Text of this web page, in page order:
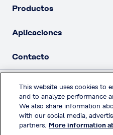
Productos
Aplicaciones
Contacto
Política de
Redes
This website uses cookies to
and to analyze performance
We also share information
with our social media,
partners. More information